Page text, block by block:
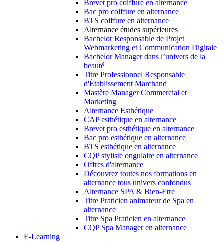
Brevet pro coiffure en alternance
Bac pro coiffure en alternance
BTS coiffure en alternance
Alternance études supérieures
Bachelor Responsable de Projet
Webmarketing et Communication Digitale
Bachelor Manager dans l’univers de la
beauté
Titre Professionnel Responsable
d'Établissement Marchand
Mastère Manager Commercial et
Marketing
Alternance Esthétique
CAP esthétique en alternance
Brevet pro esthétique en alternance
Bac pro esthétique en alternance
BTS esthétique en alternance
CQP styliste ongulaire en alternance
Offres d'alternance
Découvrez toutes nos formations en
alternance tous univers confondus
Alternance SPA & Bien-Etre
Titre Praticien animateur de Spa en
alternance
Titre Spa Praticien en alternance
CQP Spa Manager en alternance
E-Learning